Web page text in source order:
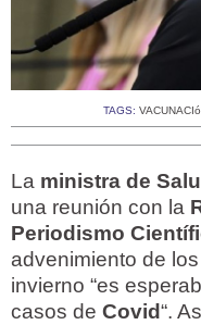
TAGS:
La ministra de
una reunión con la
Periodismo
advenimiento de
invierno “es
casos de Covid“.